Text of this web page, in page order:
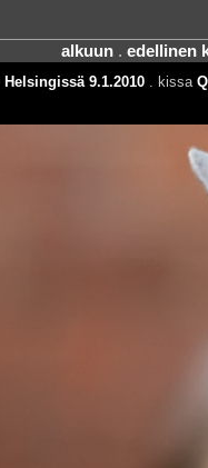
alkuun. edellinen
9.1.2010. kissa